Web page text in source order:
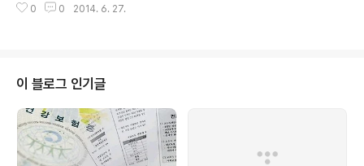
동조합 모두들, 함께주택협동조합과 관련 전문가들이 패널
택에 살아보고 싶으신 분들 놀러오세요 :) □ 일 시 : 2014
년 7월 3일 16:00~18:00□ 장 소 : 은평구청 대회의실
(본관 7층)□ 주 관 : 하우징쿱주택협동조합, 한국도시연구
소, 민달팽이유니온, 은평구청□ 후 원 : 은평구청 □ 주 제
(발제)○ 서울시 청년주거빈곤 현황과 과제(최은영 박사)○
1.2인가구 청년..
0 0 2014. 6. 27.
이 블로그 인기글